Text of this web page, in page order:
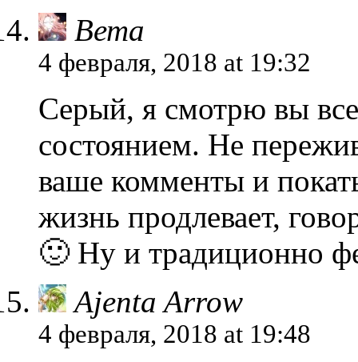
Вета
4 февраля, 2018 at 19:32
Серый, я смотрю вы
состоянием. Не
ваше комменты и
жизнь продлевает,
🙂 Ну и традиционно
Ajenta Arrow
4 февраля, 2018 at 19:48